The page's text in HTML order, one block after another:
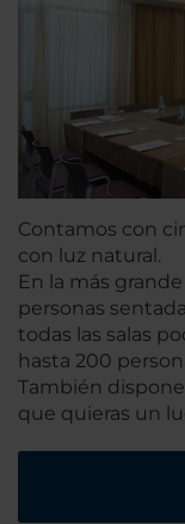
Contamos con
con luz natural.
En la más
personas
todas las salas
hasta 200
También
que quieras un